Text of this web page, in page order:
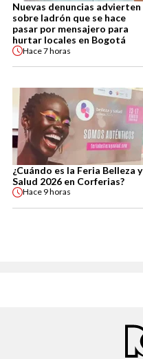
Nuevas denuncias advierten
sobre ladrón que se hace
pasar por mensajero para
hurtar locales en Bogotá
Hace7 horas
¿Cuándo es la Feria Belleza y
Salud 2026 en Corferias?
Hace 9 horas